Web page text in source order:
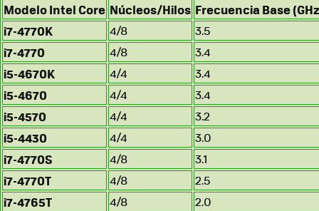
Modelo Intel Core Núcleos/Hilos Frecuencia Base
i7-4770K
4/8 3.5
i7-4770 4/8 3.4
i5-4670K 4/4 3.4
i5-4670 4/4 3.4
i5-4570 4/4 3.2
i5-4430 4/4 3.0
i7-4770S 4/8 3.1
i7-4770T 4/8 2.5
i7-4765T 4/8 2.0